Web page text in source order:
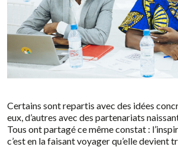
Certains sont repartis avec des idées
eux, d’autres avec des partenariats
Tous ont partagé ce même constat :
c’est en la faisant voyager qu’elle devient